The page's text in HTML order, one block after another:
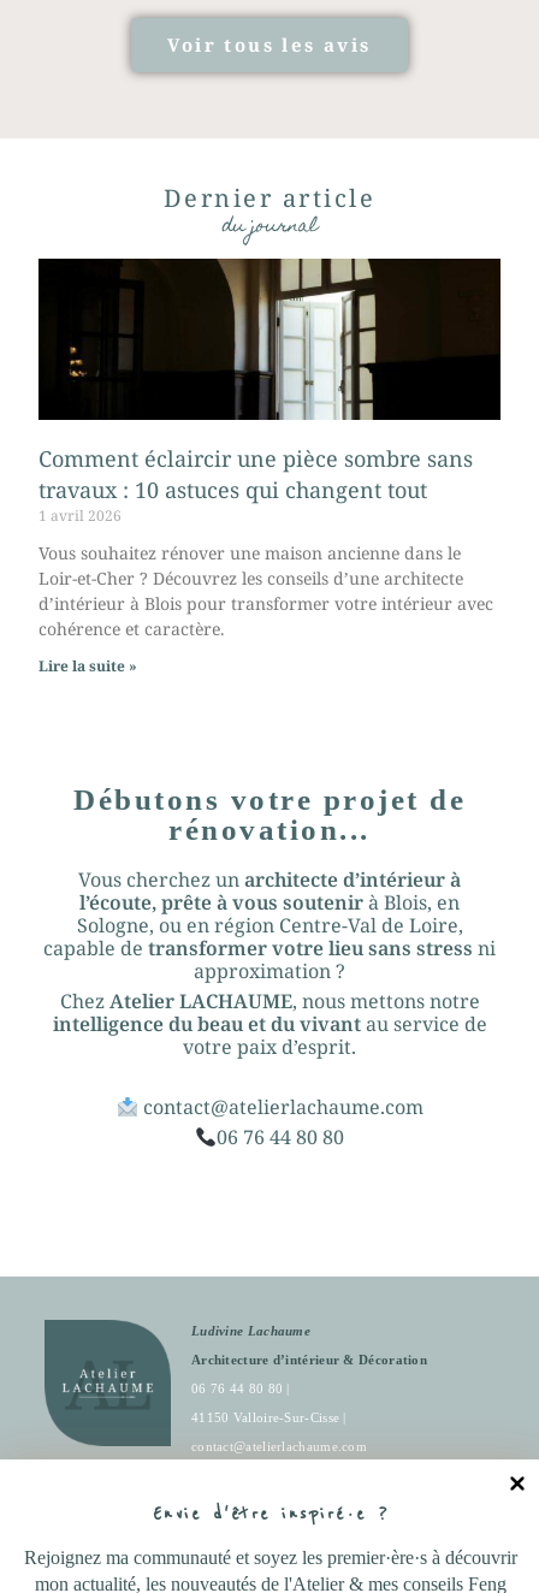
Voir tous les avis
Dernier article
du journal
Comment éclaircir une pièce sombre sans
travaux : 10 astuces qui changent tout
1 avril 2026
Vous souhaitez rénover une maison ancienne dans le
Loir-et-Cher ? Découvrez les conseils d’une architecte
d’intérieur à Blois pour transformer votre intérieur avec
cohérence et caractère.
Lire la suite »
Débutons votre projet de
rénovation...
Vous cherchez unarchitecte d’intérieur à
l’écoute, prête à vous soutenirà Blois, en
Sologne, ou en région Centre-Val de Loire,
capable de transformer votre lieu sans stress ni
approximation ?
ChezAtelier LACHAUME, nous mettons notre
intelligence du beau et du vivantau service de
votre paix d’esprit.
contact@atelierlachaume.com
06 76 44 80 80
Envie d'être inspiré·e ?
Rejoignez ma communauté et soyez les premier·ère·s à découvrir
mon actualité, les nouveautés de l'Atelier & mes conseils Feng
Ludivine Lachaume
Architecture d’intérieur & Décoration
06 76 44 80 80 |
41150 Valloire-Sur-Cisse |
contact@atelierlachaume.com
|Partenaire Mad.Ame.asso